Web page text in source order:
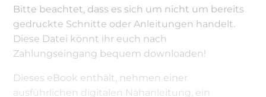
Bitte beachtet, dass es sich um nicht um bereits
gedruckte Schnitte oder Anleitungen handelt.
Diese Datei könnt ihr euch nach
Zahlungseingang bequem downloaden!
Dieses eBook enthält, nehmen einer
ausführlichen digitalen Nähanleitung, ein